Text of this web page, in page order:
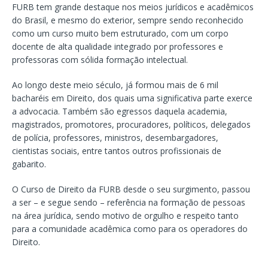
FURB tem grande destaque nos meios jurídicos e acadêmicos
do Brasil, e mesmo do exterior, sempre sendo reconhecido
como um curso muito bem estruturado, com um corpo
docente de alta qualidade integrado por professores e
professoras com sólida formação intelectual.
Ao longo deste meio século, já formou mais de 6 mil
bacharéis em Direito, dos quais uma significativa parte exerce
a advocacia. Também são egressos daquela academia,
magistrados, promotores, procuradores, políticos, delegados
de polícia, professores, ministros, desembargadores,
cientistas sociais, entre tantos outros profissionais de
gabarito.
O Curso de Direito da FURB desde o seu surgimento, passou
a ser – e segue sendo – referência na formação de pessoas
na área jurídica, sendo motivo de orgulho e respeito tanto
para a comunidade acadêmica como para os operadores do
Direito.